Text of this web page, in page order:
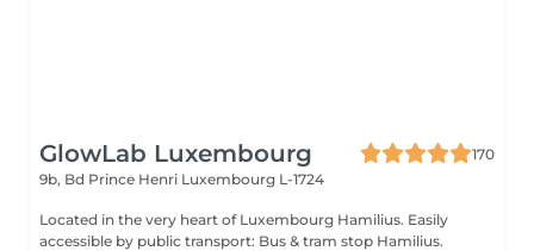
GlowLab Luxembourg
170
9b, Bd Prince Henri Luxembourg L-1724
Located in the very heart of Luxembourg Hamilius. Easily
accessible by public transport: Bus & tram stop Hamilius.